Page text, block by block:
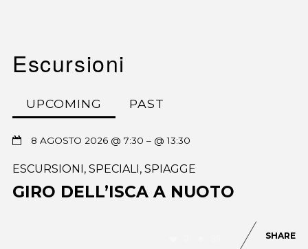
Escursioni
UPCOMING PAST
8 AGOSTO 2026 @ 7:30 – @ 13:30
ESCURSIONI, SPECIALI, SPIAGGE
GIRO DELL’ISCA A NUOTO
SHARE